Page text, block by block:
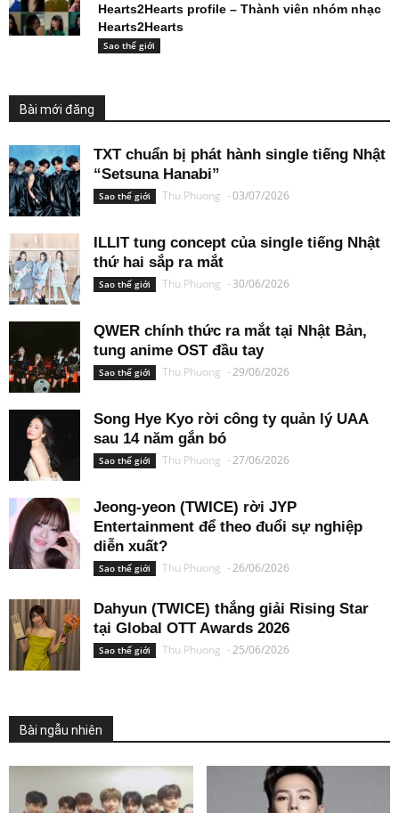
Hearts2Hearts profile – Thành viên nhóm nhạc
Hearts2Hearts
Sao thế giới
Bài mới đăng
TXT chuẩn bị phát hành single tiếng Nhật
“Setsuna Hanabi”
Sao thế giới Thu Phuong -03/07/2026
ILLIT tung concept của single tiếng Nhật
thứ hai sắp ra mắt
Sao thế giới Thu Phuong - 30/06/2026
QWER chính thức ra mắt tại Nhật Bản,
tung anime OST đầu tay
Sao thế giới Thu Phuong -29/06/2026
Song Hye Kyo rời công ty quản lý UAA
sau 14 năm gắn bó
Sao thế giới Thu Phuong -27/06/2026
Jeong-yeon (TWICE) rời JYP
Entertainment để theo đuổi sự nghiệp
diễn xuất?
Sao thế giới Thu Phuong -26/06/2026
Dahyun (TWICE) thắng giải Rising Star
tại Global OTT Awards 2026
Sao thế giới Thu Phuong -25/06/2026
Bài ngẫu nhiên